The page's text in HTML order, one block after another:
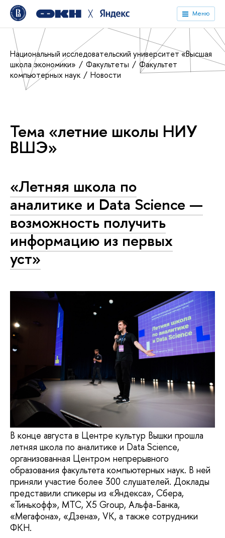
╳ Меню
Национальный исследовательский университет «Высшая
школа экономики»
Факультеты
Факультет
компьютерных наук
Новости
Тема «летние школы НИУ
ВШЭ»
«Летняя школа по
аналитике и Data Science —
возможность получить
информацию из первых
уст»
В конце августа в Центре культур Вышки прошла
летняя школа по аналитике и Data Science,
организованная Центром непрерывного
образования факультета компьютерных наук. В ней
приняли участие более 300 слушателей. Доклады
представили спикеры из «Яндекса», Сбера,
«Тинькофф», МТС, X5 Group, Альфа-Банка,
«Мегафона», «Дзена», VK, а также сотрудники
ФКН.